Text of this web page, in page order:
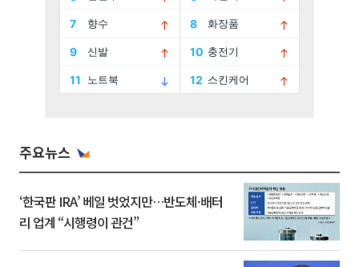
주요뉴스
‘한국판 IRA’ 베일 벗었지만…반도체·배터
리 업계 “시행령이 관건”